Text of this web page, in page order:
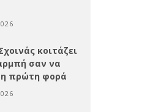
κοιτάζει
σαν να
η πρώτη φορά